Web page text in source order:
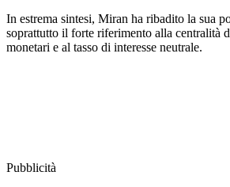
In estrema sintesi, Miran ha ribadito la sua
soprattutto il forte riferimento alla centralità
monetari e al tasso di interesse neutrale.
Pubblicità